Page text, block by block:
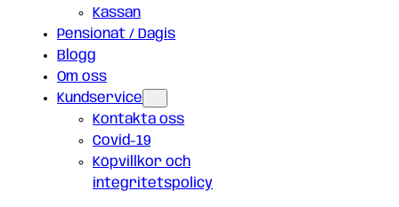
Kassan
Pensionat / Dagis
Blogg
Om oss
Kundservice
Kontakta oss
Covid-19
Köpvillkor och
integritetspolicy